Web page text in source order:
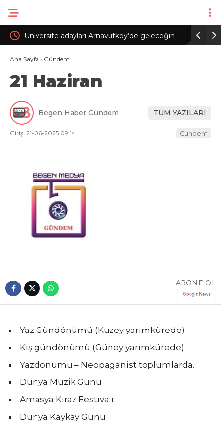
Üniversite adayları Arnavutköy’de geleceğin
mesleklerini bakanlarla konuştu
Parkta
Ana Sayfa › Gündem
21 Haziran
Begen Haber Gündem TÜM YAZILARI
Giriş: 21-06-2025 09:14 Gündem
ABONE OL
Yaz Gündönümü (Kuzey yarımkürede)
Kış gündönümü (Güney yarımkürede)
Yazdönümü – Neopaganist toplumlarda.
Dünya Müzik Günü
Amasya Kiraz Festivali
Dünya Kaykay Günü